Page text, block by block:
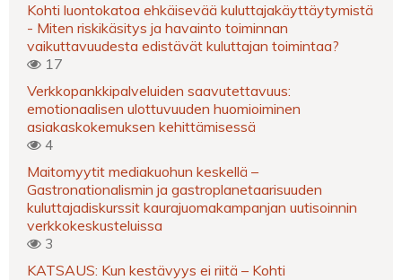
Kohti luontokatoa ehkäisevää kuluttajakäyttäytymistä
- Miten riskikäsitys ja havainto toiminnan
vaikuttavuudesta edistävät kuluttajan toimintaa?
17
Verkkopankkipalveluiden saavutettavuus:
emotionaalisen ulottuvuuden huomioiminen
asiakaskokemuksen kehittämisessä
4
Maitomyytit mediakuohun keskellä –
Gastronationalismin ja gastroplanetaarisuuden
kuluttajadiskurssit kaurajuomakampanjan uutisoinnin
verkkokeskusteluissa
3
KATSAUS: Kun kestävyys ei riitä – Kohti